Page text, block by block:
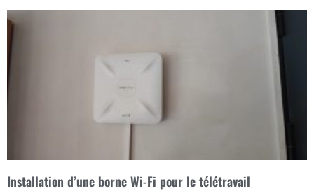
Installation d’une borne Wi-Fi pour le télétravail